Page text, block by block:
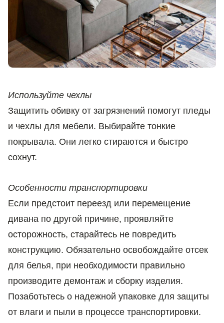
Используйте чехлы
Защитить обивку от загрязнений помогут пледы
и чехлы для мебели. Выбирайте тонкие
покрывала. Они легко стираются и быстро
сохнут.
Особенности транспортировки
Если предстоит переезд или перемещение
дивана по другой причине, проявляйте
осторожность, старайтесь не повредить
конструкцию. Обязательно освобождайте отсек
для белья, при необходимости правильно
производите демонтаж и сборку изделия.
Позаботьтесь о надежной упаковке для защиты
от влаги и пыли в процессе транспортировки.